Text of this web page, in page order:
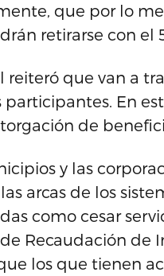
que por lo
retirarse con el
reiteró que van a
participantes. En
de
y las
arcas de los
como cesar
Recaudación de
los que tienen